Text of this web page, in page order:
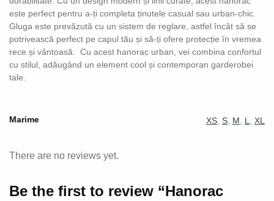
este perfect pentru a-ți completa ținutele casual sau urban-chic.
Gluga este prevăzută cu un sistem de reglare, astfel încât să se
potrivească perfect pe capul tău și să-ți ofere protecție în vremea
rece și vântoasă. Cu acest hanorac urban, vei combina confortul
cu stilul, adăugând un element cool și contemporan garderobei
tale.
Marime XS S M L XL
There are no reviews yet.
Be the first to review “Hanorac